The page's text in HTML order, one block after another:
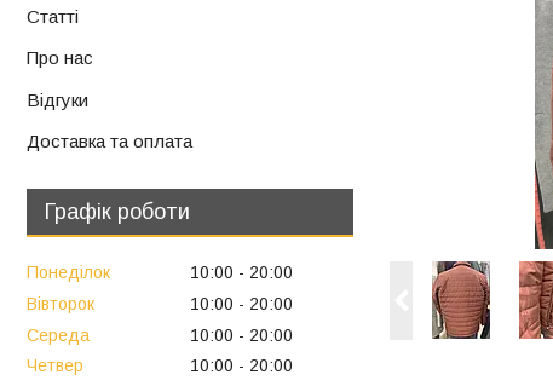
Статті
Про нас
Відгуки
Доставка та оплата
Графік роботи
Понеділок 10:00
20:00
Вівторок
10:00
20:00
Середа
10:00
20:00
Четвер
10:00
20:00